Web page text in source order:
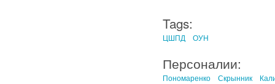
Tags:
ЦШПД ОУН
Персоналии:
Пономаренко Скрынник